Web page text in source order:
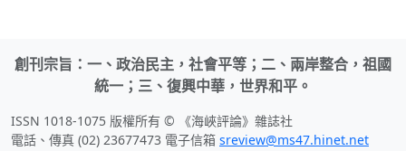
創刊宗旨：一、政治民主，社會平等；二、兩岸整合，祖國
統一；三、復興中華，世界和平。
ISSN 1018-1075 版權所有 © 《海峽評論》雜誌社
電話、傳真 (02) 23677473 電子信箱 sreview@ms47.hinet.net